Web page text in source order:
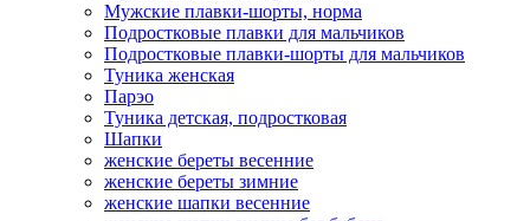
Мужские плавки-шорты, норма
Подростковые плавки для мальчиков
Подростковые плавки-шорты для мальчиков
Туникa женская
Парэо
Туника детская, подростковая
Шапки
женские береты весенние
женские береты зимние
женские шапки весенние